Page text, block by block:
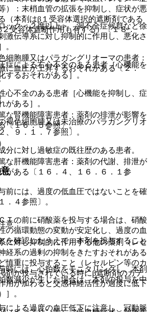
）：末梢血管の拡張を抑制し、症状が悪
（本剤はβ１受容体選択的遮断剤である
受容体遮断作用も有する）〔１８．
胞腫又はパラガングリオーマの患者：
に血圧が上昇するおそれがある〔２．
な腎機能障害患者：薬剤の排泄が影響を
〔１６．５参照〕。
な肝機能障害患者：薬剤の代謝、排泄が
がある〔１６．４、１６．６．１参
意：
対し抑制的に作用する他の薬剤（レセ
経系の過剰の抑制をきたすおそれがある
慎重に投与すること（レセルピン等のカ
剤が投与されている時にβ遮断剤のカテ
用が加わると交感神経活性が過度に低下
］。
ック＜２度以上＞、洞不全症候群など徐
激伝導系に対し抑制的に作用し、悪化さ
。
による右心不全のある患者［心機能を
するおそれがある］。
心不全のある患者［心機能を抑制し、症
がある］。
色細胞腫又は未治療のパラガングリオ
、９．１．７参照〕。
に対し過敏症の既往歴のある患者。
前には、過度の低血圧ではないことを確
．４参照〕。
Ｔの前に硝酸薬を投与する場合は、硝酸
の循環動態の変動が安定化し、過度の血
を確認したうえで、本剤を投与すること
には、心拍数をモニタリングし、本剤
数減少が生じた場合は、本剤の投与を中
による過度の血圧低下に注意し、冠動脈